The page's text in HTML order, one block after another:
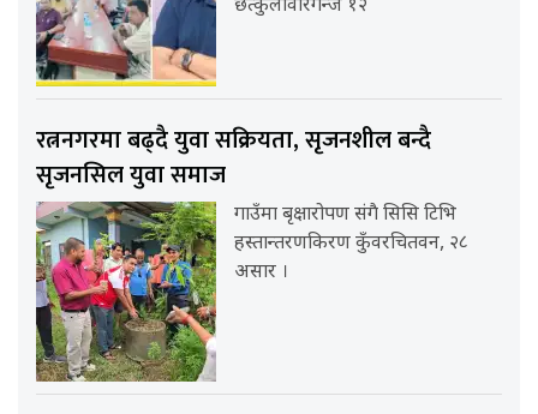
छत्कुलीवीरगन्ज १२
रत्ननगरमा बढ्दै युवा सक्रियता, सृजनशील बन्दै
सृजनसिल युवा समाज
गाउँमा बृक्षारोपण संगै सिसि टिभि
हस्तान्तरणकिरण कुँवरचितवन, २८
असार ।